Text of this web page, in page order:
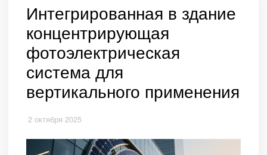
Интегрированная в здание
концентрирующая
фотоэлектрическая
система для
вертикального применения
2 октября 2025